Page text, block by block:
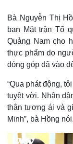
Bà Nguyễn Thị
ban Mặt trận Tổ
Quảng Nam cho
thực phẩm do
đóng góp đã vào
“Qua phát động,
tuyệt vời. Nhân
thân tương ái và
Minh”, bà Hồng nói.